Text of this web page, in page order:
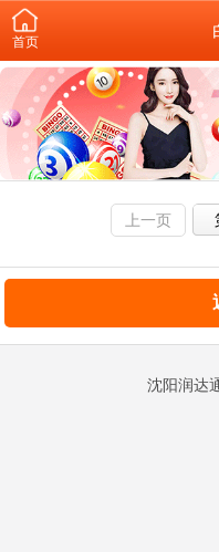
首页
上一页
沈阳润达